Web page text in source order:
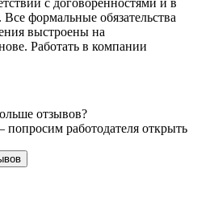
формальные обязательства
выстроены на
Работать в компании
отзывов?
попросим работодателя открыть